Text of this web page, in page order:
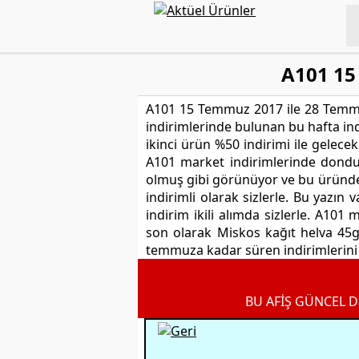
A101
A101 15 Temmuz 2017 ile 28
indirimlerinde bulunan bu hafta
ikinci ürün %50 indirimi ile
A101 market indirimlerinde
olmuş gibi görünüyor ve bu
indirimli olarak sizlerle. Bu yazın
indirim ikili alımda sizlerle. A101
son olarak Miskos kağıt helva
temmuza kadar süren indirimlerini
BU AFİŞ GÜNCEL